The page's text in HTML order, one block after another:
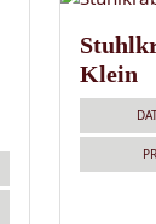
Klein